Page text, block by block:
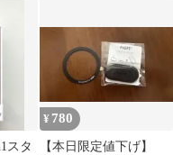
スタ
¥ 780
【本日限定値下げ】